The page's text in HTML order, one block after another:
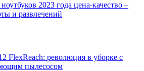
2023 года цена-качество –
и развлечений
FlexReach: революция в уборке с
пылесосом